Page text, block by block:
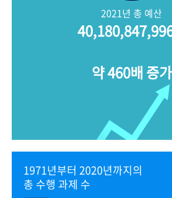
2021년 총 예산
약 460배 증가
1971년부터 2020년까지의
총 수행 과제 수